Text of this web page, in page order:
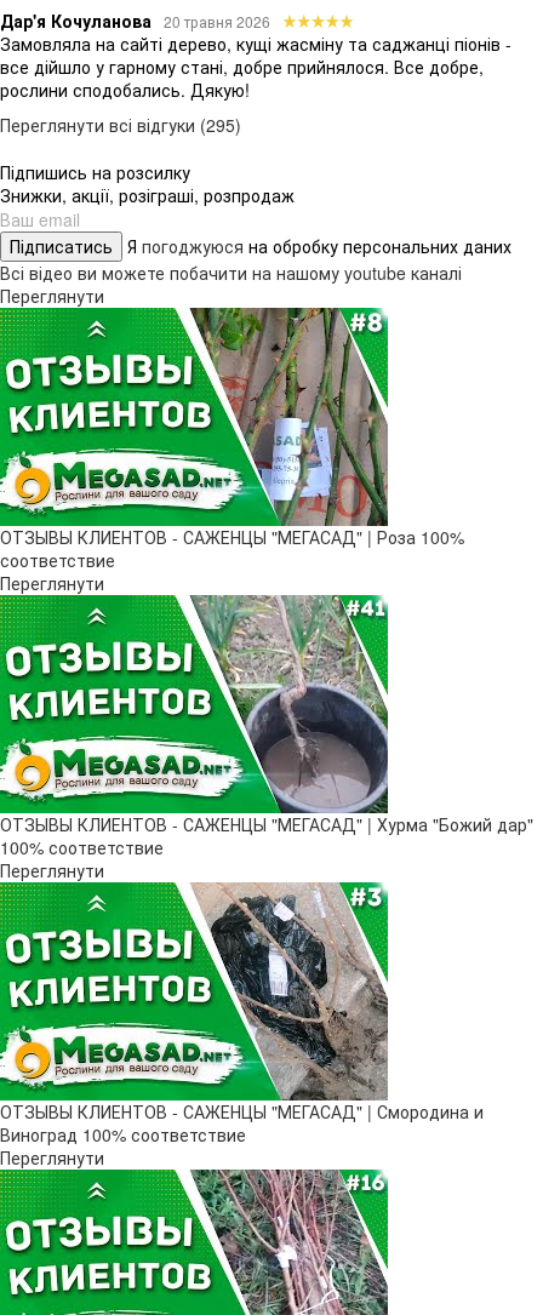
Дар'я Кочуланова 20 травня 2026
Замовляла на сайті дерево, кущі жасміну та саджанці піонів -
все дійшло у гарному стані, добре прийнялося. Все добре,
рослини сподобались. Дякую!
Переглянути всі відгуки (295)
Підпишись на розсилку
Знижки, акції, розіграші, розпродаж
Підписатись Я погоджуюся на обробку персональних даних
Всі відео ви можете побачити на нашому youtube каналі
Переглянути
ОТЗЫВЫ КЛИЕНТОВ - САЖЕНЦЫ "МЕГАСАД" | Роза 100%
соответствие
Переглянути
ОТЗЫВЫ КЛИЕНТОВ - САЖЕНЦЫ "МЕГАСАД" | Хурма "Божий дар" ​
100% соответствие
Переглянути
ОТЗЫВЫ КЛИЕНТОВ - САЖЕНЦЫ "МЕГАСАД" | Смородина и
Виноград 100% соответствие
Переглянути